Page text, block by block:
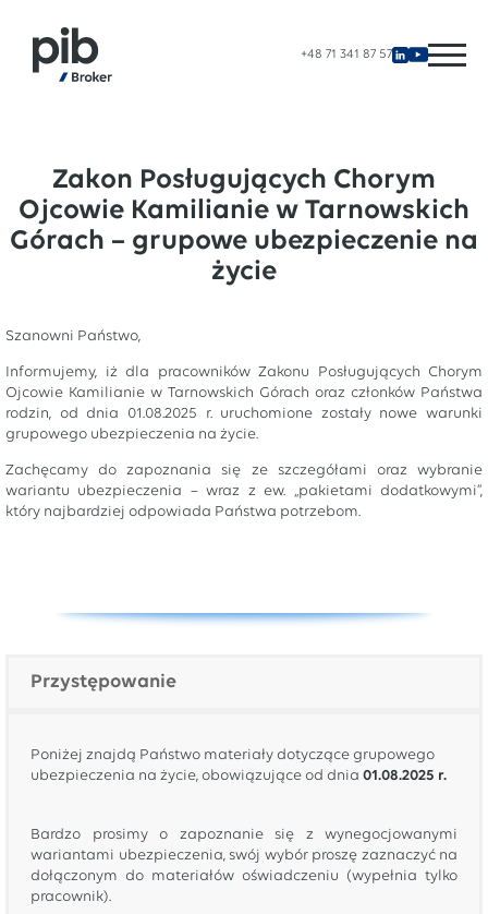
+48 71 341 87 57
Zakon Posługujących Chorym
Ojcowie Kamilianie w Tarnowskich
Górach – grupowe ubezpieczenie na
życie
Szanowni Państwo,
Informujemy, iż dla pracowników Zakonu Posługujących Chorym
Ojcowie Kamilianie w Tarnowskich Górach oraz członków Państwa
rodzin, od dnia 01.08.2025 r. uruchomione zostały nowe warunki
grupowego ubezpieczenia na życie.
Zachęcamy do zapoznania się ze szczegółami oraz wybranie
wariantu ubezpieczenia – wraz z ew. „pakietami dodatkowymi”,
który najbardziej odpowiada Państwa potrzebom.
Przystępowanie
Poniżej znajdą Państwo materiały dotyczące grupowego
ubezpieczenia na życie, obowiązujące od dnia 01.08.2025 r.
Bardzo prosimy o zapoznanie się z wynegocjowanymi
wariantami ubezpieczenia, swój wybór proszę zaznaczyć na
dołączonym do materiałów oświadczeniu (wypełnia tylko
pracownik).